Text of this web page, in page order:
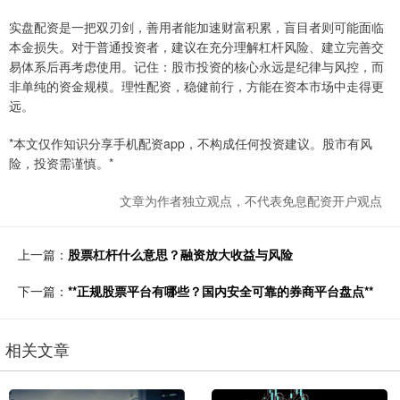
实盘配资是一把双刃剑，善用者能加速财富积累，盲目者则可能面临
本金损失。对于普通投资者，建议在充分理解杠杆风险、建立完善交
易体系后再考虑使用。记住：股市投资的核心永远是纪律与风控，而
非单纯的资金规模。理性配资，稳健前行，方能在资本市场中走得更
远。
*本文仅作知识分享手机配资app，不构成任何投资建议。股市有风
险，投资需谨慎。*
文章为作者独立观点，不代表免息配资开户观点
上一篇： 股票杠杆什么意思？融资放大收益与风险
下一篇： **正规股票平台有哪些？国内安全可靠的券商平台盘点**
相关文章